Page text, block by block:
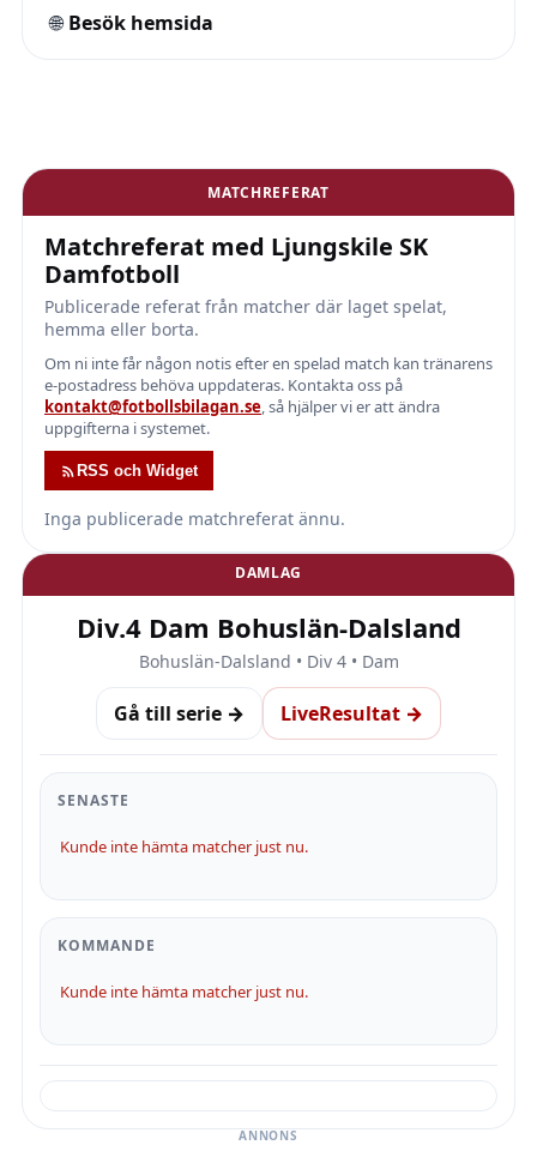
🌐 Besök hemsida
MATCHREFERAT
Matchreferat med Ljungskile SK
Damfotboll
Publicerade referat från matcher där laget spelat,
hemma eller borta.
Om ni inte får någon notis efter en spelad match kan tränarens
e-postadress behöva uppdateras. Kontakta oss på
kontakt@fotbollsbilagan.se, så hjälper vi er att ändra
uppgifterna i systemet.
RSS och Widget
Inga publicerade matchreferat ännu.
DAMLAG
Div.4 Dam Bohuslän-Dalsland
Bohuslän-Dalsland • Div 4 • Dam
Gå till serie → LiveResultat →
SENASTE
Kunde inte hämta matcher just nu.
KOMMANDE
Kunde inte hämta matcher just nu.
ANNONS